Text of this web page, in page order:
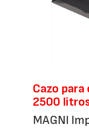
Cazo
2500
MAGNI